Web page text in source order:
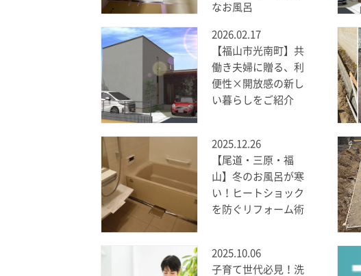
なお風呂
2026.02.17
【福山市光南町】共
働き夫婦に贈る、利
便性×開放感の新し
い暮らしをご紹介
2025.12.26
【尾道・三原・福
山】冬のお風呂が寒
い！ヒートショック
を防ぐリフォーム術
2025.10.06
子育て世代必見！洗